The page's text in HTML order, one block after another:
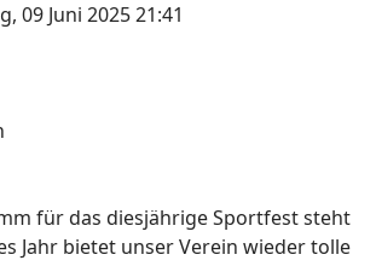
09 Juni 2025 21:41
für das diesjährige Sportfest steht
Jahr bietet unser Verein wieder tolle